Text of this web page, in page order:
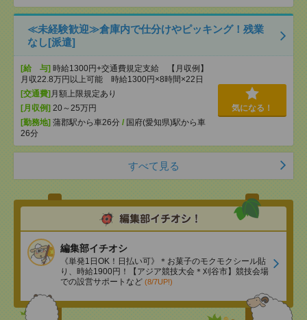
≪未経験歓迎≫倉庫内で仕分けやピッキング！残業
なし[派遣]
[給 与] 時給1300円+交通費規定支給 【月収例】
月収22.8万円以上可能 時給1300円×8時間×22日
[交通費] 月額上限規定あり
[月収例] 20～25万円
[勤務地] 蒲郡駅から車26分 / 国府(愛知県)駅から車
26分
気になる！
すべて見る
編集部イチオシ
《単発1日OK！日払い可》＊お菓子のモクモクシール貼
り、時給1900円！【アジア競技大会＊刈谷市】競技会場
での設営サポートなど (8/7UP!)